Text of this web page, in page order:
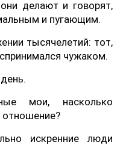
делают и говорят,
и пугающим.
тысячелетий: тот,
чужаком.
мои, насколько
искренние люди